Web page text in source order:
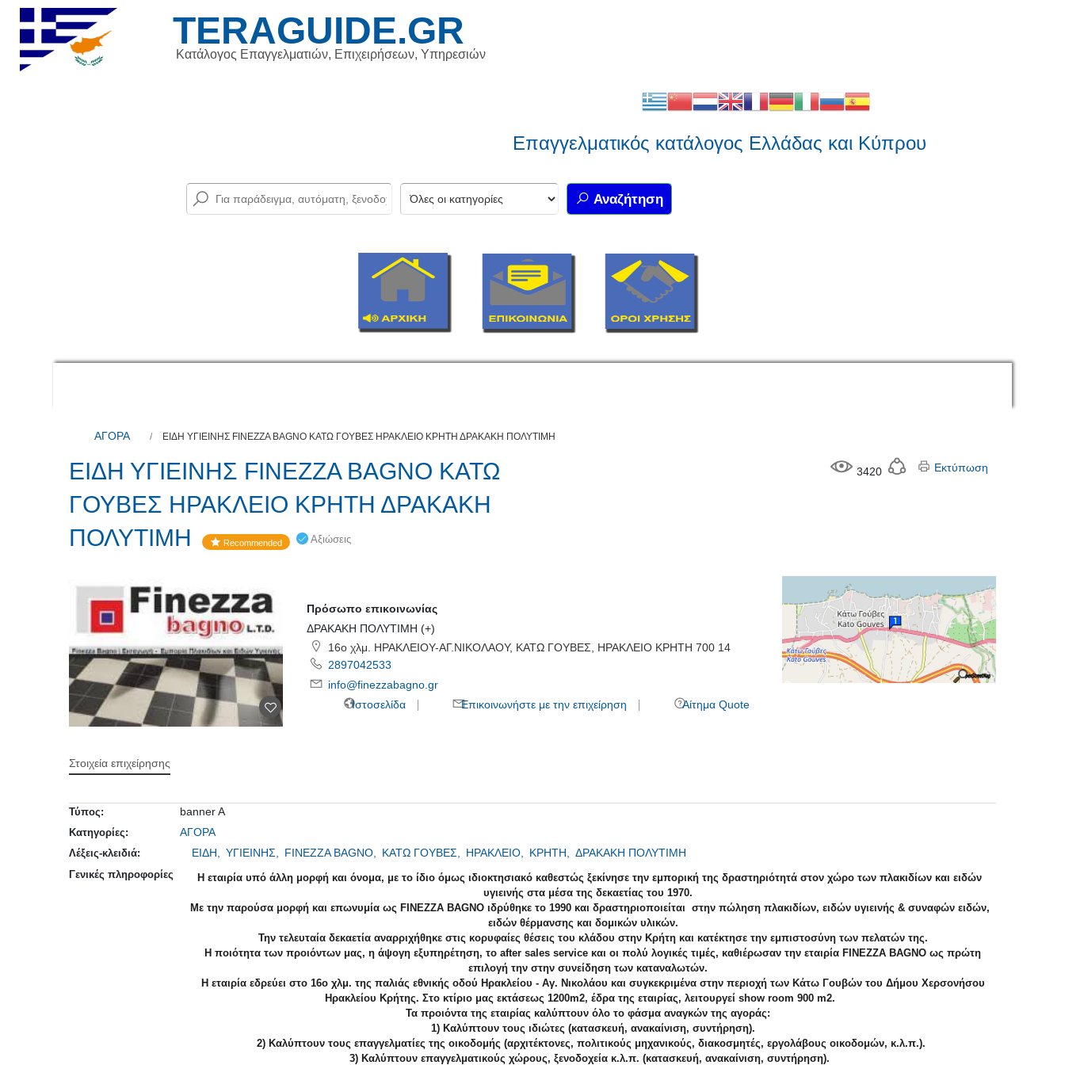
Κατάλογος Επαγγελματιών, Επιχειρήσεων, Υπηρεσιών
TERAGUIDE.GR
Επαγγελματικός κατάλογος Ελλάδας και Κύπρου
Αναζήτηση
ΑΓΟΡΑ ΕΙΔΗ ΥΓΙΕΙΝΗΣ FINEZZA BAGNO ΚΑΤΩ ΓΟΥΒΕΣ ΗΡΑΚΛΕΙΟ ΚΡΗΤΗ ΔΡΑΚΑΚΗ ΠΟΛΥΤΙΜΗ
ΕΙΔΗ ΥΓΙΕΙΝΗΣ FINEZZA BAGNO ΚΑΤΩ
ΓΟΥΒΕΣ ΗΡΑΚΛΕΙΟ ΚΡΗΤΗ ΔΡΑΚΑΚΗ
ΠΟΛΥΤΙΜΗ
Recommended Αξιώσεις
3420 Εκτύπωση
Πρόσωπο επικοινωνίας
ΔΡΑΚΑΚΗ ΠΟΛΥΤΙΜΗ (+)
16ο χλμ. ΗΡΑΚΛΕΙΟΥ-ΑΓ.ΝΙΚΟΛΑΟΥ, ΚΑΤΩ ΓΟΥΒΕΣ, ΗΡΑΚΛΕΙΟ ΚΡΗΤΗ 700 14
2897042533
info@finezzabagno.gr
Ιστοσελίδα
Επικοινωνήστε με την επιχείρηση Αίτημα Quote
Στοιχεία επιχείρησης
Τύπος: banner A
Κατηγορίες: ΑΓΟΡΑ
Λέξεις-κλειδιά: ΕΙΔΗ, ΥΓΙΕΙΝΗΣ, FINEZZA BAGNO, ΚΑΤΩ ΓΟΥΒΕΣ, ΗΡΑΚΛΕΙΟ, ΚΡΗΤΗ, ΔΡΑΚΑΚΗ ΠΟΛΥΤΙΜΗ
Γενικές πληροφορίες
H εταιρία υπό άλλη μορφή και όνομα, με το ίδιο όμως ιδιοκτησιακό καθεστώς ξεκίνησε την εμπορική της δραστηριότητά στον χώρο των πλακιδίων και ειδών
υγιεινής στα μέσα της δεκαετίας του 1970.
Με την παρούσα μορφή και επωνυμία ως FINEZZA BAGNO ιδρύθηκε το 1990 και δραστηριοποιείται στην πώληση πλακιδίων, ειδών υγιεινής & συναφών ειδών,
ειδών θέρμανσης και δομικών υλικών.
Την τελευταία δεκαετία αναρριχήθηκε στις κορυφαίες θέσεις του κλάδου στην Κρήτη και κατέκτησε την εμπιστοσύνη των πελατών της.
Η ποιότητα των προιόντων μας, η άψογη εξυπηρέτηση, το after sales service και οι πολύ λογικές τιμές, καθιέρωσαν την εταιρία FINEZZA BAGNO ως πρώτη
επιλογή την στην συνείδηση των καταναλωτών.
H εταιρία εδρεύει στο 16ο χλμ. της παλιάς εθνικής οδού Ηρακλείου - Αγ. Νικολάου και συγκεκριμένα στην περιοχή των Κάτω Γουβών του Δήμου Χερσονήσου
Ηρακλείου Κρήτης. Στο κτίριο μας εκτάσεως 1200m2, έδρα της εταιρίας, λειτουργεί show room 900 m2.
Τα προιόντα της εταιρίας καλύπτουν όλο το φάσμα αναγκών της αγοράς:
1) Καλύπτουν τους ιδιώτες (κατασκευή, ανακαίνιση, συντήρηση).
2) Καλύπτουν τους επαγγελματίες της οικοδομής (αρχιτέκτονες, πολιτικούς μηχανικούς, διακοσμητές, εργολάβους οικοδομών, κ.λ.π.).
3) Καλύπτουν επαγγελματικούς χώρους, ξενοδοχεία κ.λ.π. (κατασκευή, ανακαίνιση, συντήρηση).